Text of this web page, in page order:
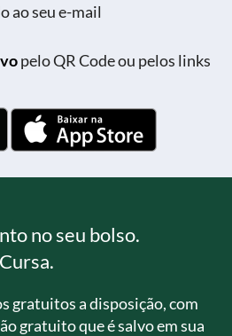
ao seu e-mail
pelo QR Code ou pelos links
no seu bolso.
gratuitos a disposição, com
gratuito que é salvo em sua